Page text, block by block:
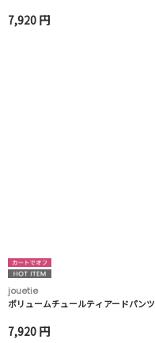
7,920 円
jouetie
ボリュームチュールティアードパンツ
7,920 円